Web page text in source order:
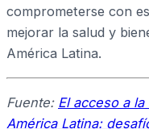
comprometerse con
mejorar la salud y
América Latina.
Fuente: El acceso a
América Latina: